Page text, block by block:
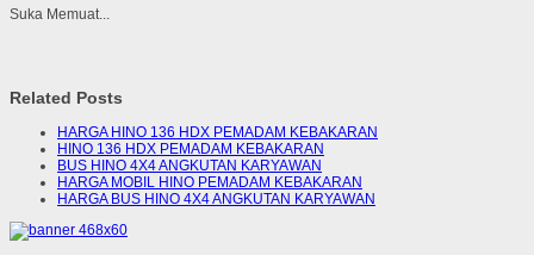
Suka Memuat...
Related Posts
HARGA HINO 136 HDX PEMADAM KEBAKARAN
HINO 136 HDX PEMADAM KEBAKARAN
BUS HINO 4X4 ANGKUTAN KARYAWAN
HARGA MOBIL HINO PEMADAM KEBAKARAN
HARGA BUS HINO 4X4 ANGKUTAN KARYAWAN